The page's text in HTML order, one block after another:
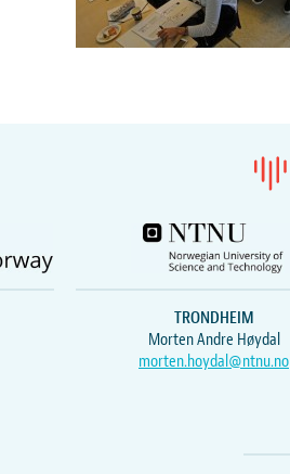
TRONDHEIM
Morten Andre Høydal
morten.hoydal@ntnu.no